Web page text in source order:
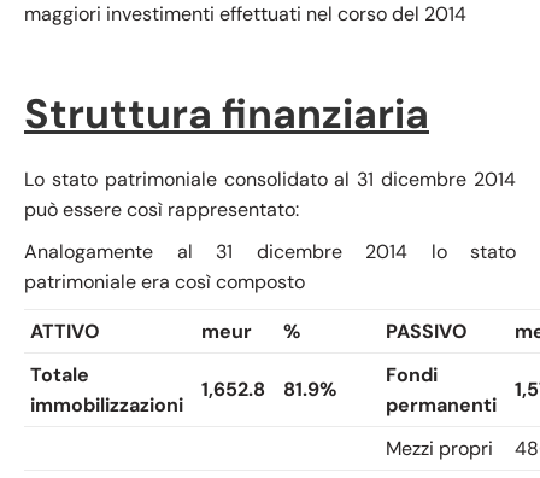
maggiori investimenti effettuati nel corso del 2014
Struttura finanziaria
Lo stato patrimoniale consolidato al 31 dicembre 2014
può essere così rappresentato:
Analogamente al 31 dicembre 2014 lo stato
patrimoniale era così composto
ATTIVO
meur % PASSIVO
Totale
immobilizzazioni
1,652.8 81.9%
Fondi
permanenti
Mezzi propri